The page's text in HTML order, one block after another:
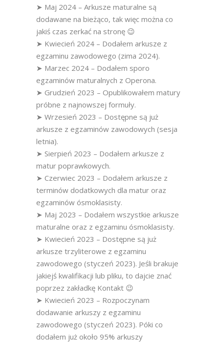
➤ Maj 2024 – Arkusze maturalne są
dodawane na bieżąco, tak więc można co
jakiś czas zerkać na stronę 😉
➤ Kwiecień 2024 – Dodałem arkusze z
egzaminu zawodowego (zima 2024).
➤ Marzec 2024 – Dodałem sporo
egzaminów maturalnych z Operona.
➤ Grudzień 2023 – Opublikowałem matury
próbne z najnowszej formuły.
➤ Wrzesień 2023 – Dostępne są już
arkusze z egzaminów zawodowych (sesja
letnia).
➤ Sierpień 2023 – Dodałem arkusze z
matur poprawkowych.
➤ Czerwiec 2023 – Dodałem arkusze z
terminów dodatkowych dla matur oraz
egzaminów ósmoklasisty.
➤ Maj 2023 – Dodałem wszystkie arkusze
maturalne oraz z egzaminu ósmoklasisty.
➤ Kwiecień 2023 – Dostępne są już
arkusze trzyliterowe z egzaminu
zawodowego (styczeń 2023). Jeśli brakuje
jakiejś kwalifikacji lub pliku, to dajcie znać
poprzez zakładkę Kontakt 😉
➤ Kwiecień 2023 – Rozpoczynam
dodawanie arkuszy z egzaminu
zawodowego (styczeń 2023). Póki co
dodałem już około 95% arkuszy